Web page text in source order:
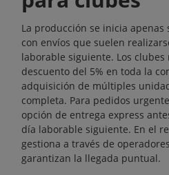
La producción se inicia
con envíos que suelen
laborable siguiente. Los
descuento del 5% en toda la
adquisición de múltiples
completa. Para pedidos
opción de entrega express
día laborable siguiente. En el
gestiona a través de
garantizan la llegada puntual.